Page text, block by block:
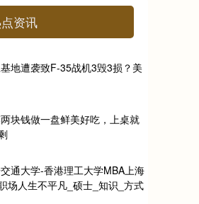
资讯
地遭袭致F-35战机3毁3损？美
块钱做一盘鲜美好吃，上桌就
通大学-香港理工大学MBA上海
场人生不平凡_硕士_知识_方式